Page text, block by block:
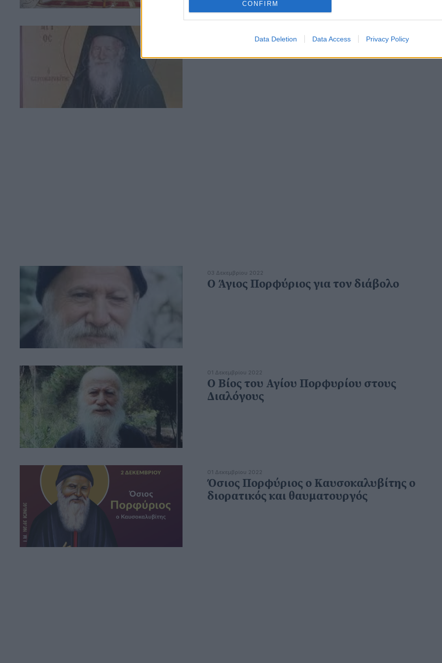
CONFIRM
Data Deletion Data Access Privacy Policy
Τότε θα σε ακούσει ο Θεός
03 Δεκεμβρίου 2022
Ο Άγιος Πορφύριος για τον διάβολο
01 Δεκεμβρίου 2022
Ο Βίος του Αγίου Πορφυρίου στους
Διαλόγους
01 Δεκεμβρίου 2022
Όσιος Πορφύριος ο Καυσοκαλυβίτης ο
διορατικός και θαυματουργός